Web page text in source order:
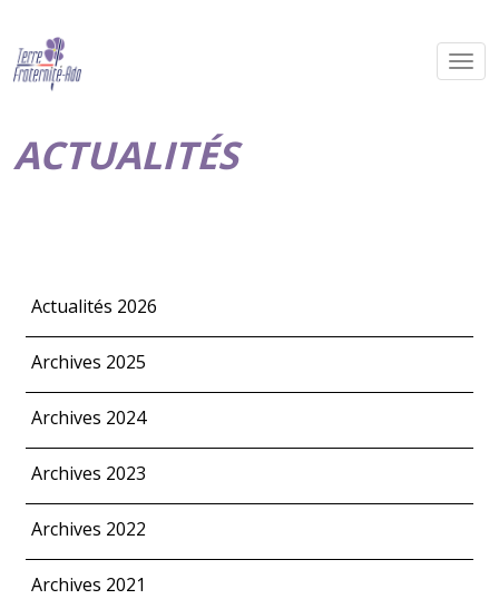
ACTUALITÉS
Actualités 2026
Archives 2025
Archives 2024
Archives 2023
Archives 2022
Archives 2021